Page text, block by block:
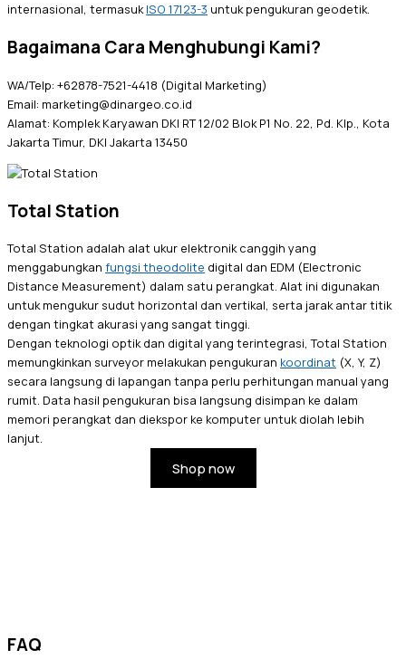
internasional, termasukISO 17123-3 untuk pengukuran geodetik.
Bagaimana Cara Menghubungi Kami?
WA/Telp: +62878-7521-4418 (Digital Marketing)
Email: marketing@dinargeo.co.id
Alamat: Komplek Karyawan DKI RT 12/02 Blok P1 No. 22, Pd. Klp., Kota
Jakarta Timur, DKI Jakarta 13450
Total Station
Total Station adalah alat ukur elektronik canggih yang
menggabungkan fungsi theodolite digital dan EDM (Electronic
Distance Measurement) dalam satu perangkat. Alat ini digunakan
untuk mengukur sudut horizontal dan vertikal, serta jarak antar titik
dengan tingkat akurasi yang sangat tinggi.
Dengan teknologi optik dan digital yang terintegrasi, Total Station
memungkinkan surveyor melakukan pengukuran koordinat (X, Y, Z)
secara langsung di lapangan tanpa perlu perhitungan manual yang
rumit. Data hasil pengukuran bisa langsung disimpan ke dalam
memori perangkat dan diekspor ke komputer untuk diolah lebih
lanjut.
Shop now
FAQ